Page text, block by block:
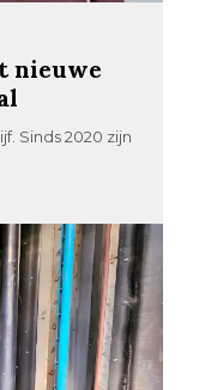
nieuwe
Sinds 2020 zijn